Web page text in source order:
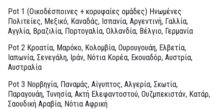
Pot 1 (Οικοδέσποινες + κορυφαίες ομάδες) Ηνωμένες
Πολιτείες, Μεξικό, Καναδάς, Ισπανία, Αργεντινή, Γαλλία,
Αγγλία, Βραζιλία, Πορτογαλία, Ολλανδία, Βέλγιο, Γερμανία
Pot 2 Κροατία, Μαρόκο, Κολομβία, Ουρουγουάη, Ελβετία,
Ιαπωνία, Σενεγάλη, Ιράν, Νότια Κορέα, Εκουαδόρ, Αυστρία,
Αυστραλία
Pot 3 Νορβηγία, Παναμάς, Αίγυπτος, Αλγερία, Σκωτία,
Παραγουάη, Τυνησία, Ακτή Ελεφαντοστού, Ουζμπεκιστάν, Κατάρ,
Σαουδική Αραβία, Νότια Αφρική